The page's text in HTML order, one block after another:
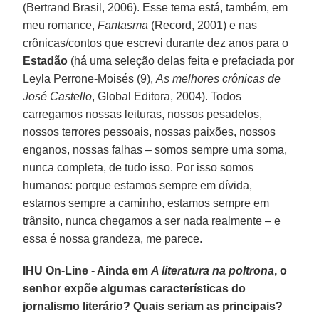
(Bertrand Brasil, 2006). Esse tema está, também, em
meu romance,Fantasma (Record, 2001) e nas
crônicas/contos que escrevi durante dez anos para o
Estadão (há uma seleção delas feita e prefaciada por
Leyla Perrone-Moisés (9),As melhores crônicas de
José Castello, Global Editora, 2004). Todos
carregamos nossas leituras, nossos pesadelos,
nossos terrores pessoais, nossas paixões, nossos
enganos, nossas falhas – somos sempre uma soma,
nunca completa, de tudo isso. Por isso somos
humanos: porque estamos sempre em dívida,
estamos sempre a caminho, estamos sempre em
trânsito, nunca chegamos a ser nada realmente – e
essa é nossa grandeza, me parece.
IHU On-Line - Ainda emA literatura na poltrona, o
senhor expõe algumas características do
jornalismo literário? Quais seriam as principais?